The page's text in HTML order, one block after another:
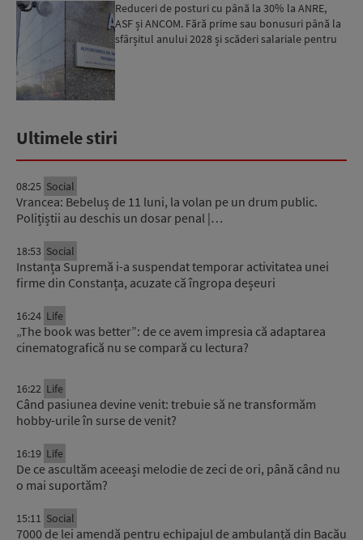
Reduceri de posturi cu până la 30% la ANRE,
ASF și ANCOM. Fără prime sau bonusuri până la
sfârșitul anului 2028 și scăderi salariale pentru
Ultimele stiri
08:25 Social
Vrancea: Bebeluș de 11 luni, la volan pe un drum public.
Polițiștii au deschis un dosar penal |…
18:53 Social
Instanța Supremă i-a suspendat temporar activitatea unei
firme din Constanța, acuzate că îngropa deșeuri
16:24 Life
„The book was better”: de ce avem impresia că adaptarea
cinematografică nu se compară cu lectura?
16:22 Life
Când pasiunea devine venit: trebuie să ne transformăm
hobby-urile în surse de venit?
16:19 Life
De ce ascultăm aceeași melodie de zeci de ori, până când nu
o mai suportăm?
15:11 Social
7000 de lei amendă pentru echipajul de ambulanță din Bacău